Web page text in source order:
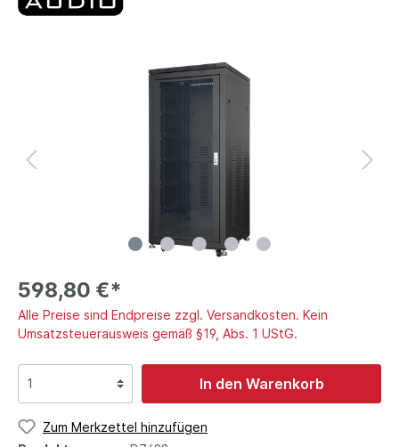
598,80 €*
Alle Preise sind Endpreise zzgl. Versandkosten. Kein
Umsatzsteuerausweis gemäß §19, Abs. 1 UStG.
In den Warenkorb
Zum Merkzettel hinzufügen